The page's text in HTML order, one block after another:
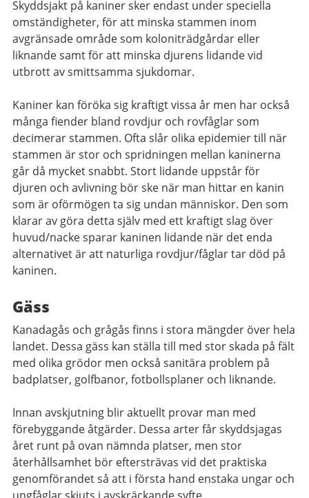
Skyddsjakt på kaniner sker endast under speciella
omständigheter, för att minska stammen inom
avgränsade område som koloniträdgårdar eller
liknande samt för att minska djurens lidande vid
utbrott av smittsamma sjukdomar.
Kaniner kan föröka sig kraftigt vissa år men har också
många fiender bland rovdjur och rovfåglar som
decimerar stammen. Ofta slår olika epidemier till när
stammen är stor och spridningen mellan kaninerna
går då mycket snabbt. Stort lidande uppstår för
djuren och avlivning bör ske när man hittar en kanin
som är oförmögen ta sig undan människor. Den som
klarar av göra detta själv med ett kraftigt slag över
huvud/nacke sparar kaninen lidande när det enda
alternativet är att naturliga rovdjur/fåglar tar död på
kaninen.
Gäss
Kanadagås och grågås finns i stora mängder över hela
landet. Dessa gäss kan ställa till med stor skada på fält
med olika grödor men också sanitära problem på
badplatser, golfbanor, fotbollsplaner och liknande.
Innan avskjutning blir aktuellt provar man med
förebyggande åtgärder. Dessa arter får skyddsjagas
året runt på ovan nämnda platser, men stor
återhållsamhet bör eftersträvas vid det praktiska
genomförandet så att i första hand enstaka ungar och